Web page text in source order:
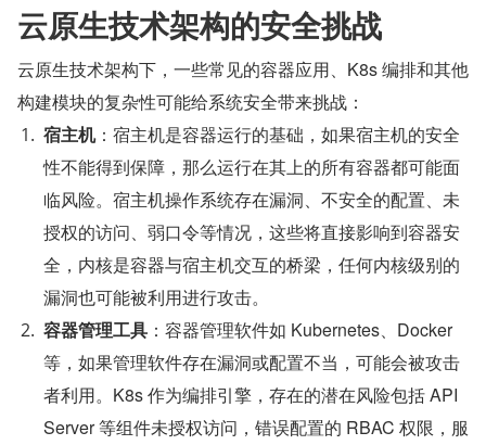
云原生技术架构的安全挑战
云原生技术架构下，一些常见的容器应用、K8s 编排和其他
构建模块的复杂性可能给系统安全带来挑战：
宿主机：宿主机是容器运行的基础，如果宿主机的安全
性不能得到保障，那么运行在其上的所有容器都可能面
临风险。宿主机操作系统存在漏洞、不安全的配置、未
授权的访问、弱口令等情况，这些将直接影响到容器安
全，内核是容器与宿主机交互的桥梁，任何内核级别的
漏洞也可能被利用进行攻击。
容器管理工具 ：容器管理软件如 Kubernetes、Docker
等，如果管理软件存在漏洞或配置不当，可能会被攻击
者利用。K8s 作为编排引擎，存在的潜在风险包括 API
Server 等组件未授权访问，错误配置的 RBAC 权限，服